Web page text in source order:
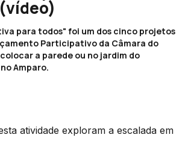
para todos" foi um dos cinco projetos
Participativo da Câmara do
a parede ou no jardim do
Amparo.
atividade exploram a escalada em